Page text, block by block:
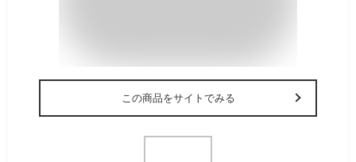
この商品をサイトでみる